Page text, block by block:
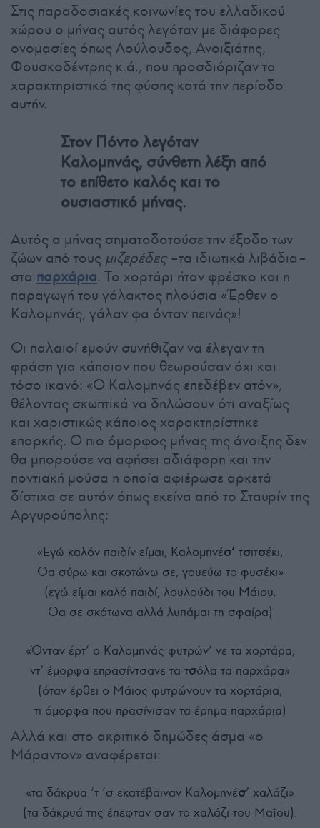
Στις παραδοσιακές κοινωνίες του ελλαδικού
χώρου ο μήνας αυτός λεγόταν με διάφορες
ονομασίες όπως Λούλουδος, Ανοιξιάτης,
Φουσκοδέντρης κ.ά., που προσδιόριζαν τα
χαρακτηριστικά της φύσης κατά την περίοδο
αυτήν.
Στον Πόντο λεγόταν
Καλομηνάς, σύνθετη λέξη από
το επίθετο καλός και το
ουσιαστικό μήνας.
Αυτός ο μήνας σηματοδοτούσε την έξοδο των
ζώων από τους μιζερέδες–τα ιδιωτικά λιβάδια–
στα παρχάρια. Το χορτάρι ήταν φρέσκο και η
παραγωγή του γάλακτος πλούσια «Έρθεν ο
Καλομηνάς, γάλαν φα όνταν πεινάς»!
Οι παλαιοί εμούν συνήθιζαν να έλεγαν τη
φράση για κάποιον που θεωρούσαν όχι και
τόσο ικανό: «Ο Καλομηνάς επεδέβεν ατόν»,
θέλοντας σκωπτικά να δηλώσουν ότι αναξίως
και χαριστικώς κάποιος χαρακτηρίστηκε
επαρκής. Ο πιο όμορφος μήνας της άνοιξης δεν
θα μπορούσε να αφήσει αδιάφορη και την
ποντιακή μούσα η οποία αφιέρωσε αρκετά
δίστιχα σε αυτόν όπως εκείνα από το Σταυρίν της
Αργυρούπολης:
«Εγώ καλόν παιδίν είμαι, Καλομηνέσ’ τσιτσέκι,
Θα σύρω και σκοτώνω σε, γουεύω το φυσέκι»
(εγώ είμαι καλό παιδί, λουλούδι του Μάιου,
Θα σε σκότωνα αλλά λυπάμαι τη σφαίρα)
«Όνταν έρτ’ ο Καλομηνάς φυτρών’ νε τα χορτάρα,
ντ’ έμορφα επρασίντσανε τα τσόλα τα παρχάρα»
(όταν έρθει ο Μάιος φυτρώνουν τα χορτάρια,
τι όμορφα που πρασίνισαν τα έρημα παρχάρια)
Αλλά και στο ακριτικό δημώδες άσμα «ο
Μάραντον» αναφέρεται:
«τα δάκρυα ‘τ ’σ εκατέβαιναν Καλομηνέσ’ χαλάζι»
(τα δάκρυά της έπεφταν σαν το χαλάζι του Μαΐου).